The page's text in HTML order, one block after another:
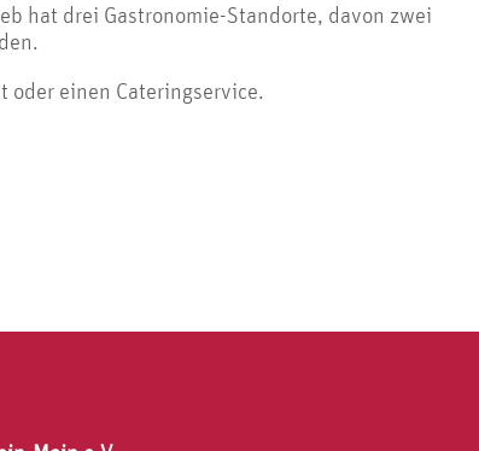
hat drei Gastronomie-Standorte, davon zwei
oder einen Cateringservice.